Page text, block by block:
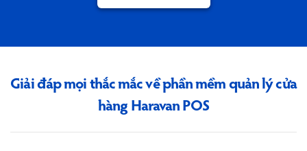
Giải đáp mọi thắc mắcvề phần mềm quản lý cửa
hàng Haravan POS